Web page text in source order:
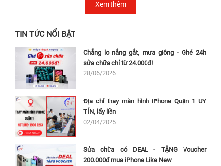
Xem thêm
TIN TỨC NỔI BẬT
Chẳng lo nắng gắt, mưa giông - Ghé 24h
sửa chữa chỉ từ 24.000đ!
28/06/2026
Địa chỉ thay màn hình iPhone Quận 1 UY
TÍN, lấy liền
02/04/2025
Sửa chữa có DEAL - TẶNG Voucher
200.000đ mua iPhone Like New